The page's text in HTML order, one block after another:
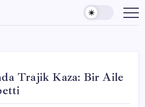
Trajik Kaza: Bir Aile